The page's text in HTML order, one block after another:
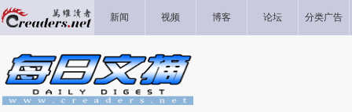
新闻 视频 博客 论坛 分类广告